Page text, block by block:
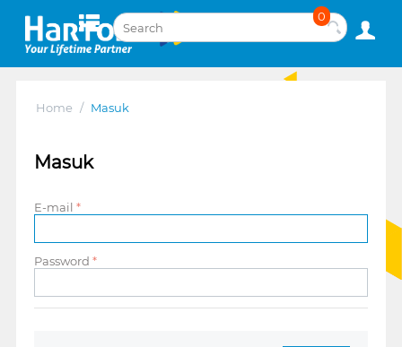
0
Home / Masuk
Masuk
E-mail
Password